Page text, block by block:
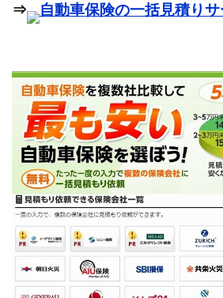
⇒ 自動車保険の一括見積り